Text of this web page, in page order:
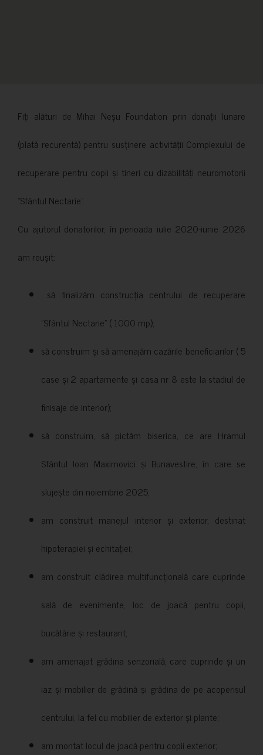
Fiți alături de Mihai Neșu Foundation prin donații lunare
(plată recurentă) pentru susținere activității Complexului de
recuperare pentru copii și tineri cu dizabilități neuromotorii
”Sfântul Nectarie”.
Cu ajutorul donatorilor, în perioada iulie 2020-iunie 2026
am reușit:
să finalizăm construcția centrului de recuperare
”Sfântul Nectarie” ( 1000 mp);
să construim și să amenajăm cazările beneficiarilor ( 5
case și 2 apartamente și casa nr 8 este la stadiul de
finisaje de interior);
să construim, să pictăm biserica, ce are Hramul
Sfântul Ioan Maximovici și Bunavestire, în care se
slujește din noiembrie 2025;
am construit manejul interior și exterior, destinat
hipoterapiei și echitației;
am construit clădirea multifuncțională care cuprinde
sală de evenimente, loc de joacă pentru copii,
bucătărie și restaurant;
am amenajat grădina senzorială, care cuprinde și un
iaz și mobilier de grădină și grădina de pe acoperisul
centrului, la fel cu mobilier de exterior și plante;
am montat locul de joacă pentru copii exterior;